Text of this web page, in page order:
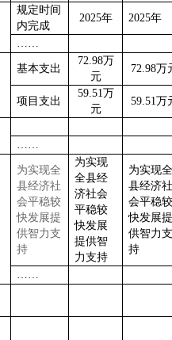
规定时间
内完成
2025年 2025年
……
基本支出
72.98万
元
72.98万
项目支出
59.51万
元
59.51万
……
为实现全
县经济社
会平稳较
快发展提
供智力支
持
为实现
全县经
济社会
平稳较
快发展
提供智
力支持
为实现
县经济
会平稳
快发展
供智力
持
……